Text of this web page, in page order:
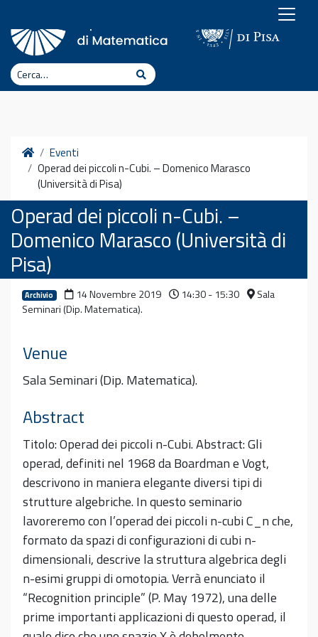
Cerca Cerca
HomeEventi
Operad dei piccoli n-Cubi. – Domenico Marasco
(Università di Pisa)
Operad dei piccoli n-Cubi. –
Domenico Marasco (Università di
Pisa)
Archivio 14 Novembre 2019 14:30 - 15:30
Sala
Seminari (Dip. Matematica).
Venue
Sala Seminari (Dip. Matematica).
Abstract
Titolo: Operad dei piccoli n-Cubi. Abstract: Gli
operad, definiti nel 1968 da Boardman e Vogt,
descrivono in maniera elegante diversi tipi di
strutture algebriche. In questo seminario
lavoreremo con l’operad dei piccoli n-cubi C_n che,
formato da spazi di configurazioni di cubi n-
dimensionali, descrive la struttura algebrica degli
n-esimi gruppi di omotopia. Verrà enunciato il
“Recognition principle” (P. May 1972), una delle
prime importanti applicazioni di questo operad, il